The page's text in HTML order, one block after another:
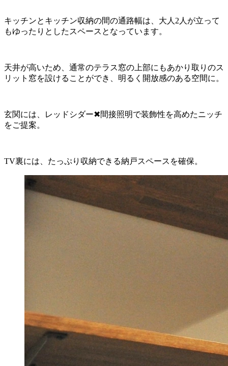
キッチンとキッチン収納の間の通路幅は、大人2人が立って
もゆったりとしたスペースとなっています。
天井が高いため、通常のテラス窓の上部にもあかり取りのス
リット窓を設けることができ、明るく開放感のある空間に。
玄関には、レッドシダー✖間接照明で装飾性を高めたニッチ
をご提案。
TV裏には、たっぷり収納できる納戸スペースを確保。